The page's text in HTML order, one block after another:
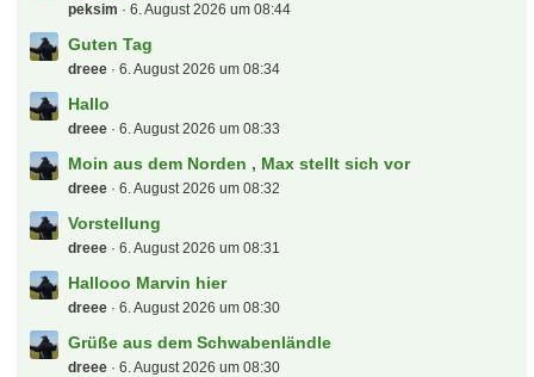
peksim 6. August 2026 um 08:44
Guten Tag
dreee 6. August 2026 um 08:34
Hallo
dreee 6. August 2026 um 08:33
Moin aus dem Norden , Max stellt sich vor
dreee 6. August 2026 um 08:32
Vorstellung
dreee 6. August 2026 um 08:31
Hallooo Marvin hier
dreee 6. August 2026 um 08:30
Grüße aus dem Schwabenländle
dreee 6. August 2026 um 08:30